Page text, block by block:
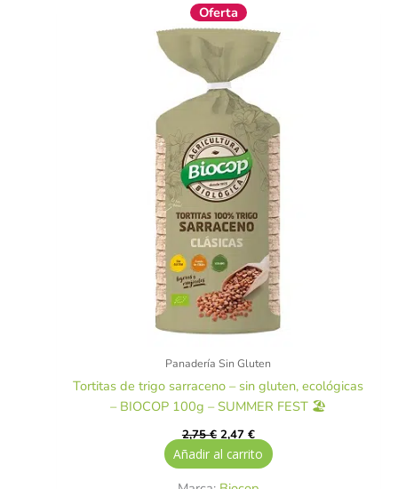
Oferta
Panadería Sin Gluten
Tortitas de trigo sarraceno – sin gluten, ecológicas
– BIOCOP 100g – SUMMER FEST 🏖️
2,75€
El
precio
era:
2,75 €.
2,47 €
actual
es:
2,47 €.
Añadir al carrito